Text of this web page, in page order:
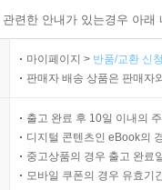
련한 안내가 있는경우 아
마이페이지 > 반품/교환 신
판매자 배송 상품은 판매자
출고 완료 후 10일 이내의
디지털 콘텐츠인 eBook의
중고상품의 경우 출고 완료
모바일 쿠폰의 경우 유효기